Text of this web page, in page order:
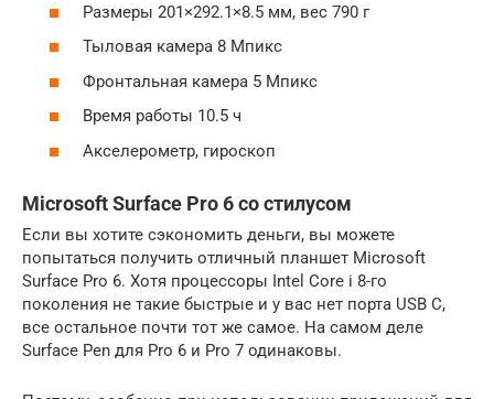
Размеры 201×292.1×8.5 мм, вес 790 г
Тыловая камера 8 Мпикс
Фронтальная камера 5 Мпикс
Время работы 10.5 ч
Акселерометр, гироскоп
Microsoft Surface Pro 6 со стилусом
Если вы хотите сэкономить деньги, вы можете
попытаться получить отличный планшет Microsoft
Surface Pro 6. Хотя процессоры Intel Core i 8-го
поколения не такие быстрые и у вас нет порта USB C,
все остальное почти тот же самое. На самом деле
Surface Pen для Pro 6 и Pro 7 одинаковы.